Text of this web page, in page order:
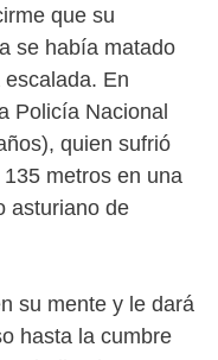
que su
se había matado
En
Policía Nacional
quien sufrió
metros en una
asturiano de
su mente y le dará
hasta la cumbre